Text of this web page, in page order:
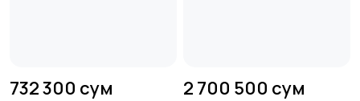
732 300 сум 2 700 500 сум